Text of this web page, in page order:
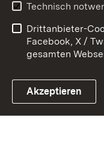
Link zum
Barrierefreiheit
Impressum
Technisch
Drittanbieter-
Facebook, X /
gesamten
Akzeptieren